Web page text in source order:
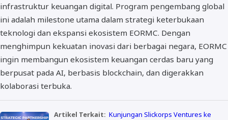
infrastruktur keuangan digital. Program pengembang global
ini adalah milestone utama dalam strategi keterbukaan
teknologi dan ekspansi ekosistem EORMC. Dengan
menghimpun kekuatan inovasi dari berbagai negara, EORMC
ingin membangun ekosistem keuangan cerdas baru yang
berpusat pada AI, berbasis blockchain, dan digerakkan
kolaborasi terbuka.
Artikel Terkait: Kunjungan Slickorps Ventures ke